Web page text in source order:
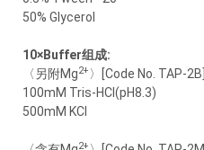
50% Glycerol
10×Buffer组成:
〈另附Mg2+ 〉[Code No. TAP-2B]
100mM Tris-HCl(pH8.3)
500mM KCl
2+